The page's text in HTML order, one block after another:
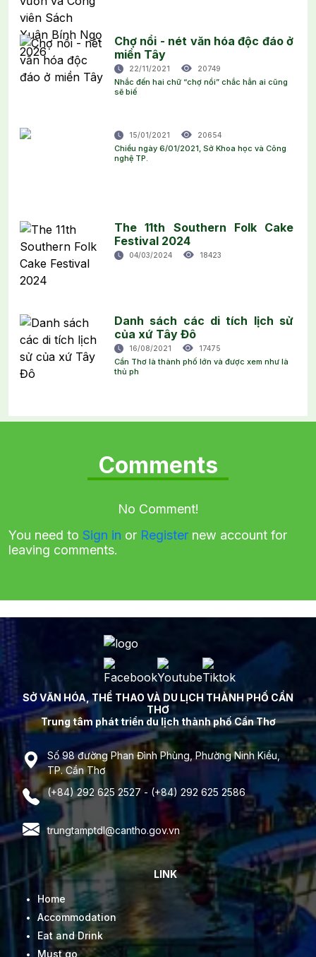
Chợ nổi - nét văn hóa độc đáo ở
miền Tây
22/11/2021 20749
Nhắc đến hai chữ “chợ nổi” chắc hẳn ai cũng
sẽ biế
15/01/2021 20654
Chiều ngày 6/01/2021, Sở Khoa học và Công
nghệ TP.
The 11th Southern Folk Cake
Festival 2024
04/03/2024 18423
Danh sách các di tích lịch sử
của xứ Tây Đô
16/08/2021 17475
Cần Thơ là thành phố lớn và được xem như là
thủ ph
Comments
No Comment!
You need to Sign in or Register new account for
leaving comments.
SỞ VĂN HÓA, THỂ THAO VÀ DU LỊCH THÀNH PHỐ CẦN
THƠ
Trung tâm phát triển du lịch thành phố Cần Thơ
Số 98 đường Phan Đình Phùng, Phường Ninh Kiều,
TP. Cần Thơ
(+84) 292 625 2527 - (+84) 292 625 2586
trungtamptdl@cantho.gov.vn
LINK
Home
Accommodation
Eat and Drink
Must go